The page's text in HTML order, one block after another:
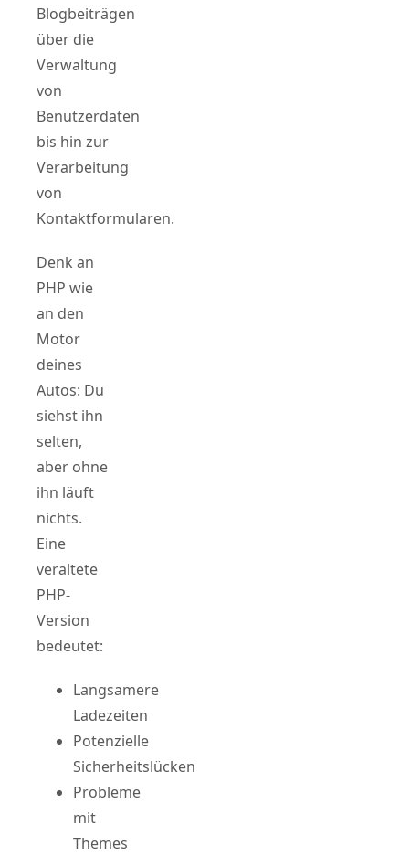
Blogbeiträgen
über die
Verwaltung
von
Benutzerdaten
bis hin zur
Verarbeitung
von
Kontaktformularen.
Denk an
PHP wie
an den
Motor
deines
Autos: Du
siehst ihn
selten,
aber ohne
ihn läuft
nichts.
Eine
veraltete
PHP-
Version
bedeutet:
Langsamere
Ladezeiten
Potenzielle
Sicherheitslücken
Probleme
mit
Themes